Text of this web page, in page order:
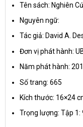
Tên sách: Nghiên
Nguyên ngữ:
Tác giả: David A.
Đơn vị phát hành:
Năm phát hành:
Số trang: 665
Kích thước: 16×24
Trọng lượng: Tập